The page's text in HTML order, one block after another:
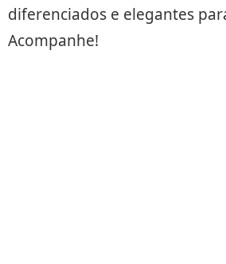
diferenciados e elegantes
Acompanhe!